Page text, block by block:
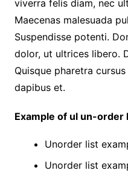
viverra felis diam, nec
Maecenas malesuada
Suspendisse potenti.
dolor, ut ultrices libero.
Quisque pharetra
dapibus et.
Example of ul un-order
Unorder list
Unorder list